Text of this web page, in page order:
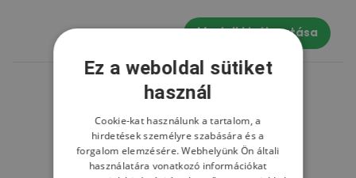
Modell kiválasztása
Ez a weboldal sütiket
használ
Cookie-kat használunk a tartalom, a
hirdetések személyre szabására és a
forgalom elemzésére. Webhelyünk Ön általi
használatára vonatkozó információkat